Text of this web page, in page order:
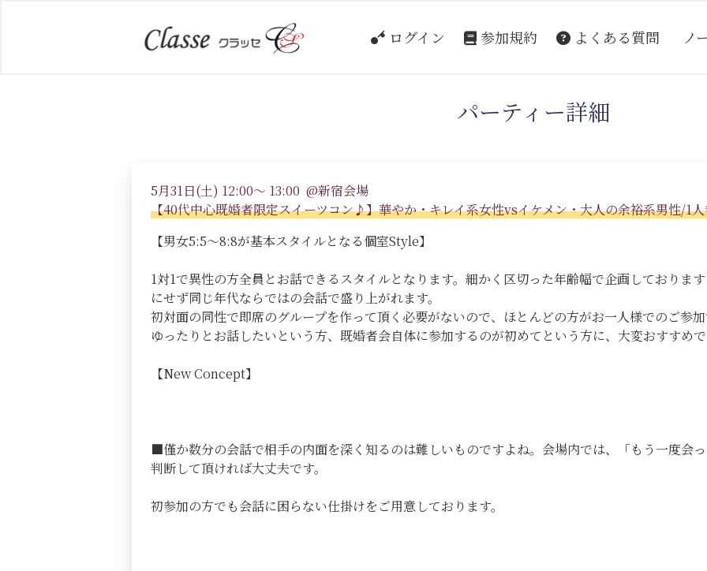
ログイン 参加規約 よくある質問 ノ
パーティー詳細
5月31日(土) 12:00～ 13:00 @新宿会場
【40代中心既婚者限定スイーツコン♪】華やか・キレイ系女性vsイケメン・大人の余裕系男性/1
【男女5:5～8:8が基本スタイルとなる個室Style】
1対1で異性の方全員とお話できるスタイルとなります。細かく区切った年齢幅で企画しておりま
にせず同じ年代ならではの会話で盛り上がれます。
初対面の同性で即席のグループを作って頂く必要がないので、ほとんどの方がお一人様でのご参
ゆったりとお話したいという方、既婚者会自体に参加するのが初めてという方に、大変おすすめ
【New Concept】
■僅か数分の会話で相手の内面を深く知るのは難しいものですよね。会場内では、「もう一度会
判断して頂ければ大丈夫です。
初参加の方でも会話に困らない仕掛けをご用意しております。